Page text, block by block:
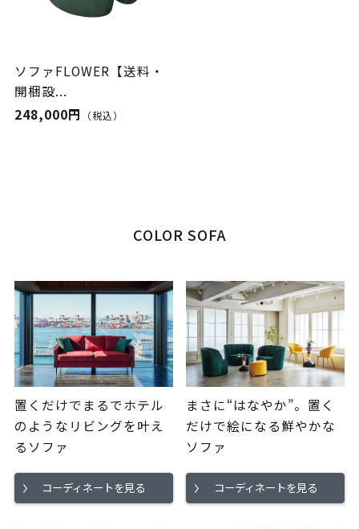
ソファFLOWER【送料・
開梱設...
248,000円
（税込）
COLOR SOFA
置くだけでまるでホテル
のようなリビングを叶え
るソファ
コーディネートを見る
まさに“はなやか”。置く
だけで絵になる鮮やかな
ソファ
コーディネートを見る